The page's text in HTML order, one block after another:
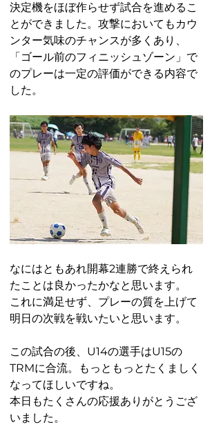
決定機をほぼ作らせず試合を進めるこ
とができました。攻撃においてもカウ
ンター気味のチャンスが多くあり、
「ゴール前のフィニッシュゾーン」で
のプレーは一定の評価ができる内容で
した。
なにはともあれ開幕2連勝で終えられ
たことは良かったかなと思います。
これに満足せず、プレーの質を上げて
明日の次戦を戦いたいと思います。
この試合の後、U14の選手はU15の
TRMに合流。もっともっとたくましく
なってほしいですね。
本日もたくさんの応援ありがとうござ
いました。